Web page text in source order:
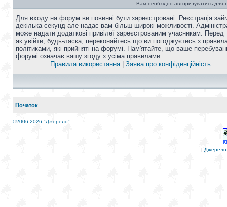
Вам необхідно авторизуватись для
Для входу на форум ви повинні бути зареєстровані. Реєстрація
декілька секунд але надає вам більш широкі можливості.
може надати додаткові привілеї зареєстрованим учасникам. Перед
як увійти, будь-ласка, переконайтесь що ви погоджуєтесь з
політиками, які прийняті на форумі. Пам'ятайте, що ваше
форумі означає вашу згоду з усіма правилами.
Правила використання
Заява про конфіденційність
Початок
©2006-2026 "Джерело"
| Джерело